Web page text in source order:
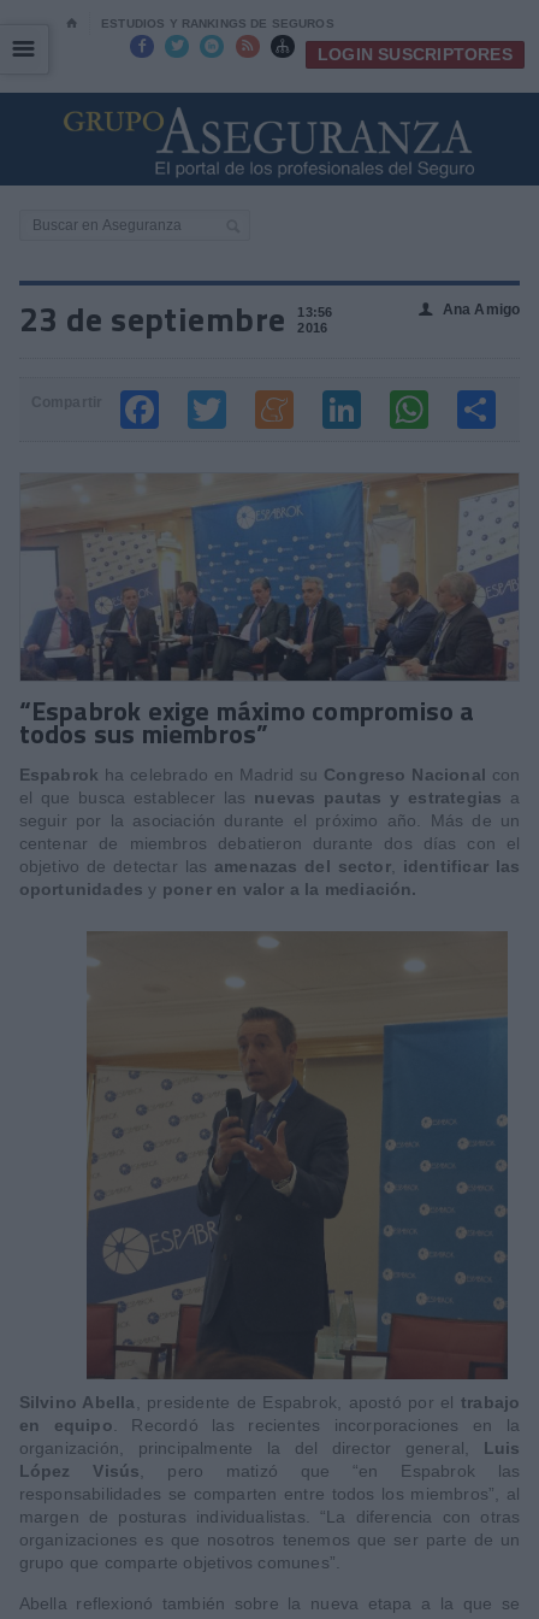
⌂ ESTUDIOS Y RANKINGS DE SEGUROS
     LOGIN SUSCRIPTORES
☰
☰
23 de septiembre
13:56
2016
👤 Ana Amigo
“Espabrok exige máximo compromiso a
todos sus miembros”
Espabrok ha celebrado en Madrid su Congreso Nacional con
el que busca establecer las nuevas pautas y estrategias a
seguir por la asociación durante el próximo año. Más de un
centenar de miembros debatieron durante dos días con el
objetivo de detectar las amenazas del sector, identificar las
oportunidades y poner en valor a la mediación.
Silvino Abella , presidente de Espabrok, apostó por el trabajo
en equipo . Recordó las recientes incorporaciones en la
organización, principalmente la del director general, Luis
López Visús , pero matizó que “en Espabrok las
responsabilidades se comparten entre todos los miembros”, al
margen de posturas individualistas. “La diferencia con otras
organizaciones es que nosotros tenemos que ser parte de un
grupo que comparte objetivos comunes”.
Abella reflexionó también sobre la nueva etapa a la que se